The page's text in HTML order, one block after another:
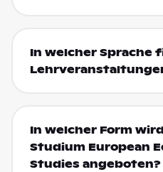
In welcher Sprache
In welcher Form
Studium European
Studies angeboten?